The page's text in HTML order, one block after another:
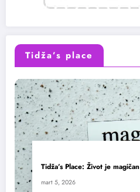
Tidža’s place
Tidža’s Place: Život je magičan
mart 5, 2026